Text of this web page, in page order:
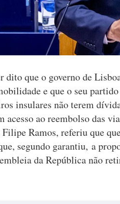
que o governo de
e que o seu
insulares não terem
acesso ao reembolso das
Ramos, referiu que
segundo garantiu, a
da República não